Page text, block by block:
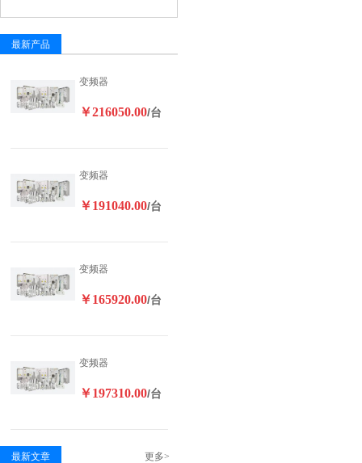
最新产品
变频器
￥216050.00/台
变频器
￥191040.00/台
变频器
￥165920.00/台
变频器
￥197310.00/台
最新文章 更多>